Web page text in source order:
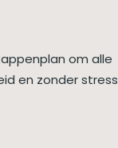
om alle
en zonder stress